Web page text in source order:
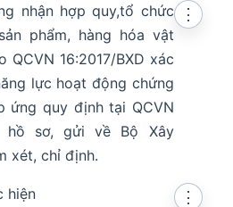
nhận hợp quy,tổ chức
phẩm, hàng hóa vật
QCVN 16:2017/BXD xác
lực hoạt động chứng
ứng quy định tại QCVN
hồ sơ, gửi về Bộ Xây
xét, chỉ định.
⋮
hiện
⋮